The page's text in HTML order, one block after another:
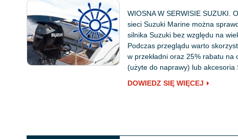
WIOSNA W SERWISIE SUZUKI.
sieci Suzuki Marine można
silnika Suzuki bez względu na
Podczas przeglądu warto
w przekładni oraz 25% rabatu
(użyte do naprawy) lub akcesoria
DOWIEDZ SIĘ WIĘCEJ